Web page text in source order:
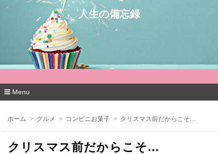
人生の備忘録
Menu
ン
ホーム グルメ コンビニお菓子 クリスマス前だからこそ…
クリスマス前だからこそ…